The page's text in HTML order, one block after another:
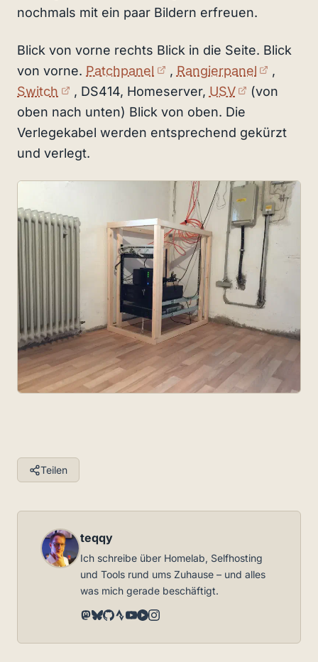
nochmals mit ein paar Bildern erfreuen.
Blick von vorne rechts Blick in die Seite. Blick
von vorne. Patchpanel (externer Link)
, Rangierpanel
,
Switch
(externer Link)
, DS414, Homeserver, USV (externer
(von
oben nach unten) Blick von oben. Die
Verlegekabel werden entsprechend gekürzt
und verlegt.
Teilen
teqqy
Ich schreibe über Homelab, Selfhosting
und Tools rund ums Zuhause – und alles
was mich gerade beschäftigt.